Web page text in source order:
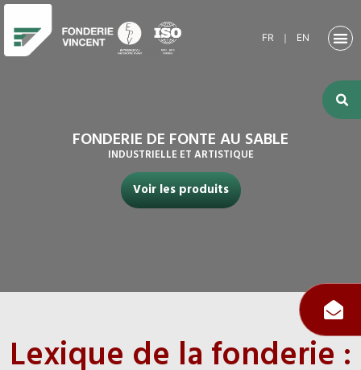
FR ｜ EN
FONDERIE DE FONTE AU SABLE
INDUSTRIELLE ET ARTISTIQUE
Voir les produits
Lexique de la fonderie :